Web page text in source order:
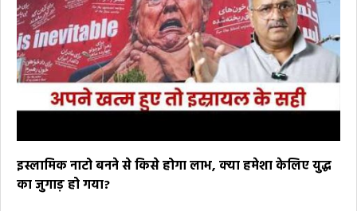
इस्लामिक नाटो बनने से किसे होगा लाभ, क्या हमेशा केलिए युद्ध
का जुगाड़ हो गया?